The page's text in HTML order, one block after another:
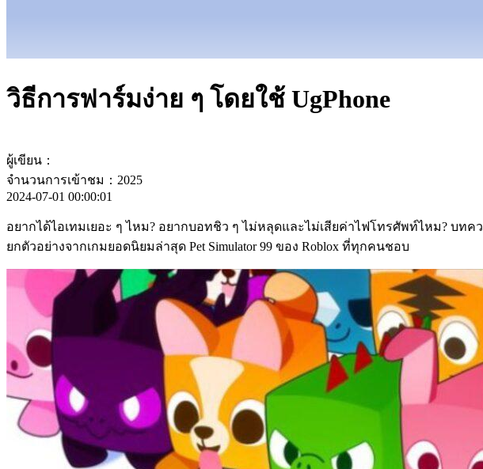
วิธีการฟาร์มง่าย ๆ โดยใช้ UgPhone
ผู้เขียน：
จำนวนการเข้าชม：2025
2024-07-01 00:00:01
อยากได้ไอเทมเยอะ ๆ ไหม? อยากบอทชิว ๆ ไม่หลุดและไม่เสียค่าไฟโทรศัพท์ไหม? บท
ยกตัวอย่างจากเกมยอดนิยมล่าสุด Pet Simulator 99 ของ Roblox ที่ทุกคนชอบ